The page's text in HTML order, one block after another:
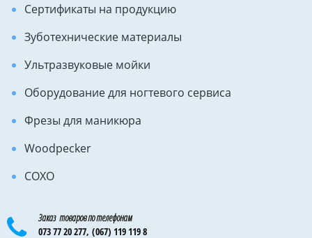
Сертификаты на продукцию
Зуботехнические материалы
Ультразвуковые мойки
Оборудование для ногтевого сервиса
Фрезы для маникюра
Woodpecker
COXO
Заказ товаров по телефонам
073 77 20 277, (067) 119 119 8